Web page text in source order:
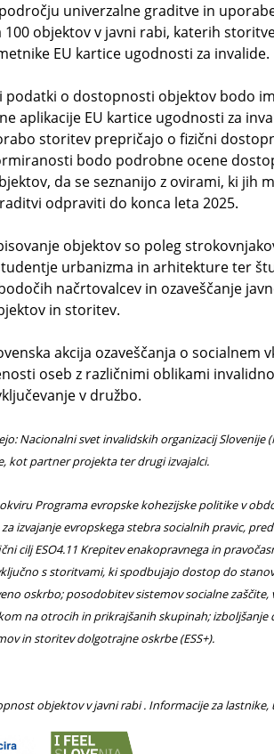
univerzalne graditve in
objektov v javni rabi, katerih
EU kartice ugodnosti za invalide.
podatki o dostopnosti objektov bodo
aplikacije EU kartice ugodnosti za
storitev prepričajo o fizični
bodo podrobne ocene
da se seznanijo z ovirami, ki jih
odpraviti do konca leta 2025.
objektov so poleg
urbanizma in arhitekture ter
načrtovalcev in ozaveščanje
in storitev.
akcija ozaveščanja o socialnem
oseb z različnimi oblikami
v družbo.
Nacionalni svet invalidskih organizacij
kot partner projekta ter drugi izvajalci.
Programa evropske kohezijske politike v
izvajanje evropskega stebra socialnih pravic,
cilj ESO4.11 Krepitev enakopravnega in
s storitvami, ki spodbujajo dostop do
oskrbo; posodobitev sistemov socialne
na otrocih in prikrajšanih skupinah;
in storitev dolgotrajne oskrbe (ESS+).
objektov v javni rabi . Informacije za